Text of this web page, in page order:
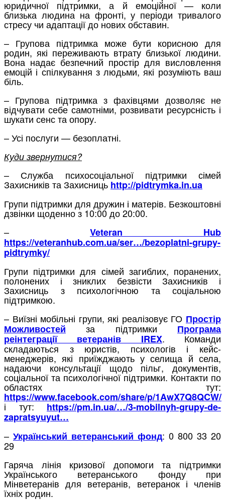
юридичної підтримки, а й емоційної — коли
близька людина на фронті, у періоди тривалого
стресу чи адаптації до нових обставин.
– Групова підтримка може бути корисною для
родин, які переживають втрату близької людини.
Вона надає безпечний простір для висловлення
емоцій і спілкування з людьми, які розуміють ваш
біль.
– Групова підтримка з фахівцями дозволяє не
відчувати себе самотніми, розвивати ресурсність і
шукати сенс та опору.
– Усі послуги — безоплатні.
Куди звернутися?
– Служба психосоціальної підтримки сімей
Захисників та Захисниць http://pidtrymka.in.ua
Групи підтримки для дружин і матерів. Безкоштовні
дзвінки щоденно з 10:00 до 20:00.
– Veteran Hub
https://veteranhub.com.ua/ser…/bezoplatni-grupy-
pidtrymky/
Групи підтримки для сімей загиблих, поранених,
полонених і зниклих безвісти Захисників і
Захисниць з психологічною та соціальною
підтримкою.
– Виїзні мобільні групи, які реалізовує ГО Простір
Можливостей за підтримки Програма
реінтеграції ветеранів IREX. Команди
складаються з юристів, психологів і кейс-
менеджерів, які приїжджають у селища й села,
надаючи консультації щодо пільг, документів,
соціальної та психологічної підтримки. Контакти по
областях тут:
https://www.facebook.com/share/p/1AwX7Q8QCW/
і тут: https://pm.in.ua/…/3-mobilnyh-grupy-de-
zapratsyuyut…
– Український ветеранський фонд: 0 800 33 20
29
Гаряча лінія кризової допомоги та підтримки
Українського ветеранського фонду при
Мінветеранів для ветеранів, ветеранок і членів
їхніх родин.